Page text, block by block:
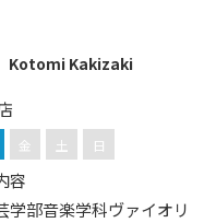
Kotomi Kakizaki
金 土 日
容
学部音楽学科ヴァイオリ